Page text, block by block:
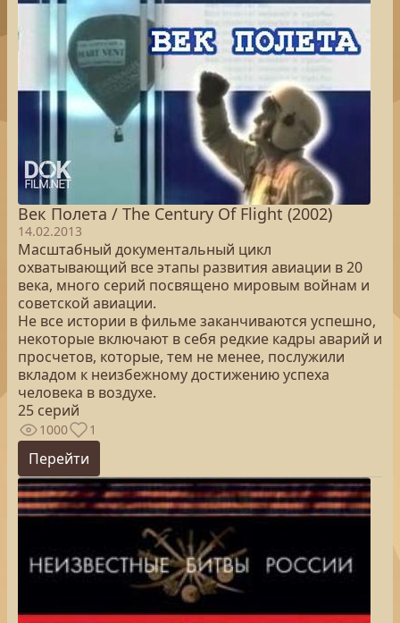
Век Полета / The Century Of Flight (2002)
14.02.2013
Масштабный документальный цикл
охватывающий все этапы развития авиации в 20
века, много серий посвящено мировым войнам и
советской авиации.
Не все истории в фильме заканчиваются успешно,
некоторые включают в себя редкие кадры аварий и
просчетов, которые, тем не менее, послужили
вкладом к неизбежному достижению успеха
человека в воздухе.
25 серий
1000 1
Перейти